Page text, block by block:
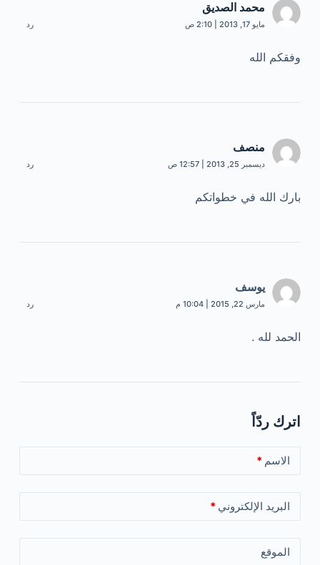
محمد الصديق
مايو 17, 2013 | 2:10 ص رد
وفقكم الله
منصف
ديسمبر 25, 2013 | 12:57 ص رد
بارك الله في خطواتكم
يوسف
مارس 22, 2015 | 10:04 م رد
الحمد لله .
اترك ردّاً
الاسم *
البريد الإلكتروني *
الموقع